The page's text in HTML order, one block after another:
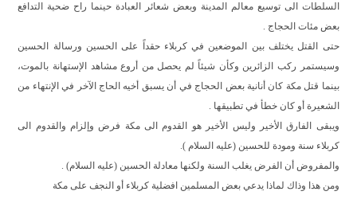
السلطات الى توسيع معالم المدينة وبعض شعائر العبادة حينما راح ضحية التدافع
بعض مئات الحجاج .
حتى القتل يختلف بين الموضعين في كربلاء حقداً على الحسين ورسالة الحسين
وسيستمر ركب الزائرين وكأن شيئاً لم يحصل من أروع مشاهد الإستهانة بالموت،
بينما قتل مكة كان أنانية بعض الحجاج في أن يسبق أخيه الحاج الآخر في الإنتهاء من
الشعيرة أو كان خطأ في تطبيقها .
ويبقى الفارق الأخير وليس الأخير هو القدوم الى مكة فرض وإلزام والقدوم الى
كربلاء سنة ومودة للحسين (عليه السلام ).
والمفروض أن الفرض يغلب السنة ولكنها معادلة الحسين (عليه السلام) .
ومن هذا وذاك لماذا يدعي بعض المسلمين افضلية كربلاء أو النجف على مكة